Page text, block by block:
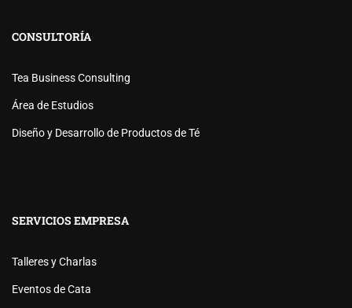
CONSULTORÍA
Tea Business Consulting
Área de Estudios
Diseño y Desarrollo de Productos de Té
SERVICIOS EMPRESA
Talleres y Charlas
Eventos de Cata